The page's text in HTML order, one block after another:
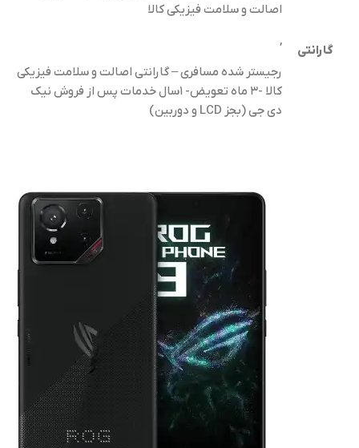
گارانتی
اصالت و سلامت فیزیکی کالا
,
رجیستر شده مسافری – گارانتی اصالت و سلامت فیزیکی
کالا -۳ ماه تعویض- ۱سال خدمات پس از فروش نیک
دی جی (بجز LCD و دوربین)